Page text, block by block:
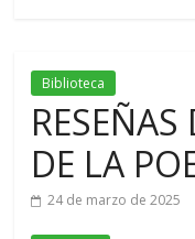
Biblioteca
DE LA
24 de marzo de 2025